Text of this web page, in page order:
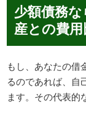
少額債務
産との費
もし、あなたの借
るのであれば、自
ます。その代表的